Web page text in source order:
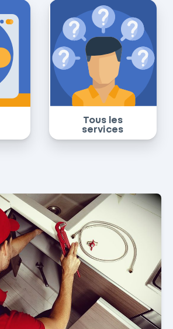
Tous les
services